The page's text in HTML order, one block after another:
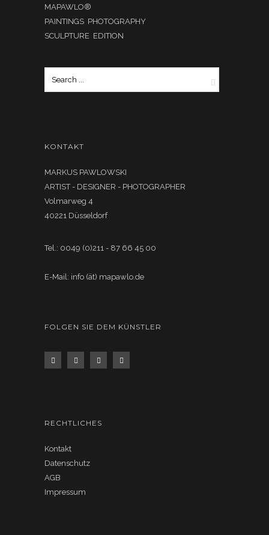
MAPAWLO®
PAINTINGS PHOTOGRAPHY
SCULPTURE EDITION
KONTAKT
MARKUS PAWLOWSKI
ARTIST - DESIGNER - PHOTOGRAPHER
Volmarweg 4
40221 Düsseldorf
Tel.: 0049 (0)211 - 87 66 45 00
E-Mail: info (ät) mapawlo.de
FOLGEN SIE DEM KÜNSTLER
RECHTLICHES
Kontakt
Datenschutz
AGB
Impressum